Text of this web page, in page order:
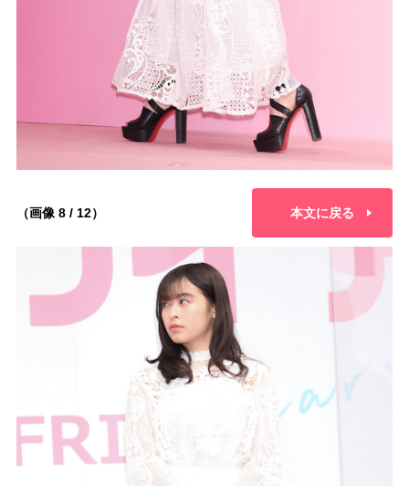
（画像 8 / 12） 本文に戻る